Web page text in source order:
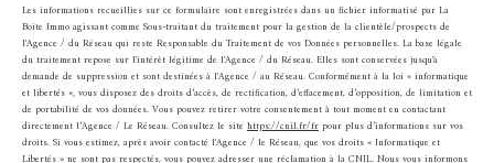
Les informations recueillies sur ce formulaire sont enregistrées dans un fichier informatisé par La
Boite Immo agissant comme Sous-traitant du traitement pour la gestion de la clientèle/prospects de
l'Agence / du Réseau qui reste Responsable du Traitement de vos Données personnelles. La base légale
du traitement repose sur l'intérêt légitime de l'Agence / du Réseau. Elles sont conservées jusqu'à
demande de suppression et sont destinées à l'Agence / au Réseau. Conformément à la loi « informatique
et libertés », vous disposez des droits d’accès, de rectification, d’effacement, d’opposition, de limitation et
de portabilité de vos données. Vous pouvez retirer votre consentement à tout moment en contactant
directement l’Agence / Le Réseau. Consultez le site https://cnil.fr/frpour plus d’informations sur vos
droits. Si vous estimez, après avoir contacté l'Agence / le Réseau, que vos droits « Informatique et